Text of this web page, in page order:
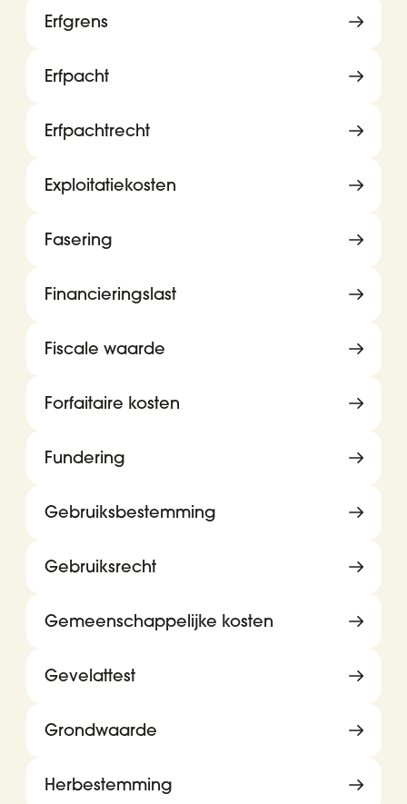
Erfgrens
Erfpacht
Erfpachtrecht
Exploitatiekosten
Fasering
Financieringslast
Fiscale waarde
Forfaitaire kosten
Fundering
Gebruiksbestemming
Gebruiksrecht
Gemeenschappelijke kosten
Gevelattest
Grondwaarde
Herbestemming